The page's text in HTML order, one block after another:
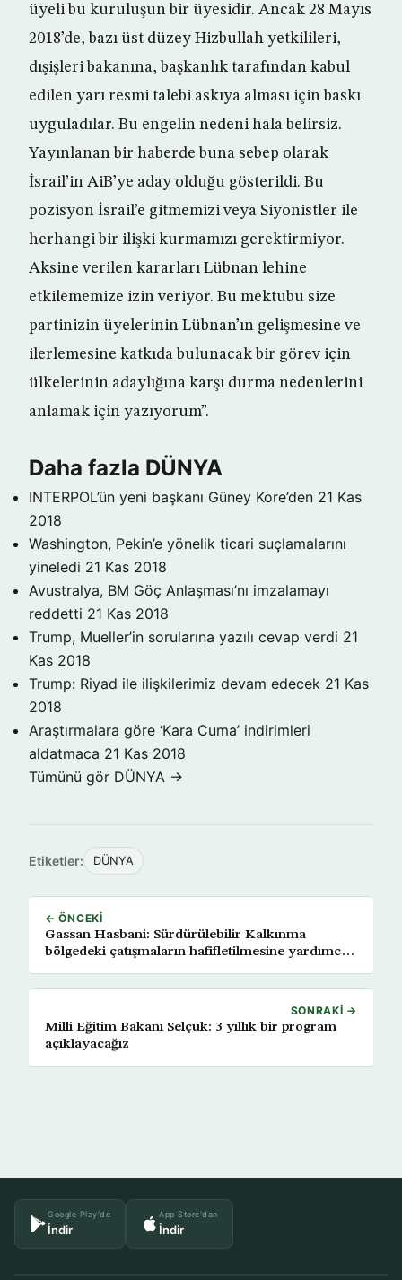
üyeli bu kuruluşun bir üyesidir. Ancak 28 Mayıs
2018’de, bazı üst düzey Hizbullah yetkilileri,
dışişleri bakanına, başkanlık tarafından kabul
edilen yarı resmi talebi askıya alması için baskı
uyguladılar. Bu engelin nedeni hala belirsiz.
Yayınlanan bir haberde buna sebep olarak
İsrail’in AiB’ye aday olduğu gösterildi. Bu
pozisyon İsrail’e gitmemizi veya Siyonistler ile
herhangi bir ilişki kurmamızı gerektirmiyor.
Aksine verilen kararları Lübnan lehine
etkilememize izin veriyor. Bu mektubu size
partinizin üyelerinin Lübnan’ın gelişmesine ve
ilerlemesine katkıda bulunacak bir görev için
ülkelerinin adaylığına karşı durma nedenlerini
anlamak için yazıyorum”.
Daha fazla DÜNYA
INTERPOL’ün yeni başkanı Güney Kore’den 21 Kas
2018
Washington, Pekin’e yönelik ticari suçlamalarını
yineledi 21 Kas 2018
Avustralya, BM Göç Anlaşması’nı imzalamayı
reddetti 21 Kas 2018
Trump, Mueller’in sorularına yazılı cevap verdi 21
Kas 2018
Trump: Riyad ile ilişkilerimiz devam edecek 21 Kas
2018
Araştırmalara göre ‘Kara Cuma’ indirimleri
aldatmaca 21 Kas 2018
Tümünü gör DÜNYA →
Etiketler: DÜNYA
← ÖNCEKI
Gassan Hasbani: Sürdürülebilir Kalkınma
bölgedeki çatışmaların hafifletilmesine yardımcı
SONRAKI →
Milli Eğitim Bakanı Selçuk: 3 yıllık bir program
açıklayacağız
Google Play'de
İndir
App Store'dan
İndir